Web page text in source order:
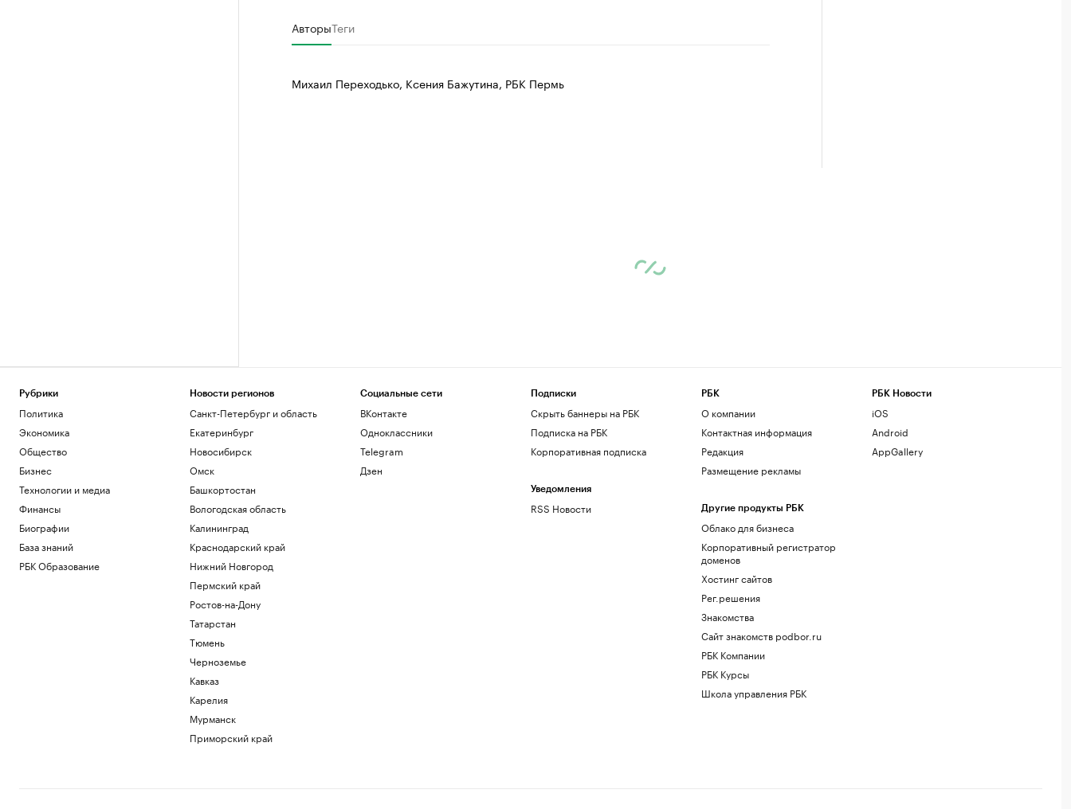
АвторыТеги
Михаил Переходько, Ксения Бажутина, РБК Пермь
Рубрики
Политика
Экономика
Общество
Бизнес
Технологии и медиа
Финансы
Биографии
База знаний
РБК Образование
Новости регионов
Санкт-Петербург и область
Екатеринбург
Новосибирск
Омск
Башкортостан
Вологодская область
Калининград
Краснодарский край
Нижний Новгород
Пермский край
Ростов-на-Дону
Татарстан
Тюмень
Черноземье
Кавказ
Карелия
Мурманск
Приморский край
Социальные сети
ВКонтакте
Одноклассники
Telegram
Дзен
Подписки
Скрыть баннеры на РБК
Подписка на РБК
Корпоративная подписка
Уведомления
RSS Новости
РБК
О компании
Контактная информация
Редакция
Размещение рекламы
Другие продукты РБК
Облако для бизнеса
Корпоративный регистратор
доменов
Хостинг сайтов
Рег.решения
Знакомства
Сайт знакомств podbor.ru
РБК Компании
РБК Курсы
Школа управления РБК
РБК Новости
iOS
Android
AppGallery